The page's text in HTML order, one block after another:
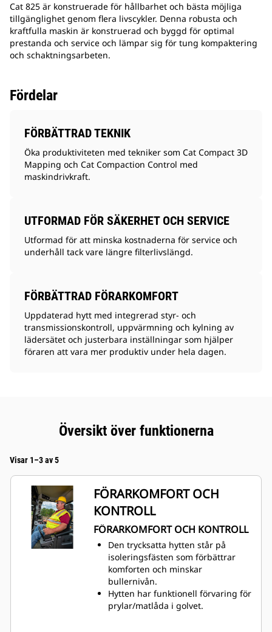
Cat 825 är konstruerade för hållbarhet och bästa möjliga
tillgänglighet genom flera livscykler. Denna robusta och
kraftfulla maskin är konstruerad och byggd för optimal
prestanda och service och lämpar sig för tung kompaktering
och schaktningsarbeten.
Fördelar
FÖRBÄTTRAD TEKNIK
Öka produktiviteten med tekniker som Cat Compact 3D
Mapping och Cat Compaction Control med
maskindrivkraft.
UTFORMAD FÖR SÄKERHET OCH SERVICE
Utformad för att minska kostnaderna för service och
underhåll tack vare längre filterlivslängd.
FÖRBÄTTRAD FÖRARKOMFORT
Uppdaterad hytt med integrerad styr- och
transmissionskontroll, uppvärmning och kylning av
lädersätet och justerbara inställningar som hjälper
föraren att vara mer produktiv under hela dagen.
Översikt över funktionerna
Visar 1–3 av 5
FÖRARKOMFORT OCH
KONTROLL
FÖRARKOMFORT OCH KONTROLL
Den trycksatta hytten står på
isoleringsfästen som förbättrar
komforten och minskar
bullernivån.
Hytten har funktionell förvaring för
prylar/matlåda i golvet.